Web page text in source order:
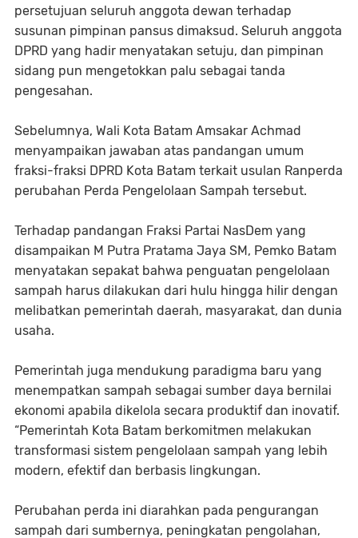
persetujuan seluruh anggota dewan terhadap
susunan pimpinan pansus dimaksud. Seluruh anggota
DPRD yang hadir menyatakan setuju, dan pimpinan
sidang pun mengetokkan palu sebagai tanda
pengesahan.
Sebelumnya, Wali Kota Batam Amsakar Achmad
menyampaikan jawaban atas pandangan umum
fraksi-fraksi DPRD Kota Batam terkait usulan Ranperda
perubahan Perda Pengelolaan Sampah tersebut.
Terhadap pandangan Fraksi Partai NasDem yang
disampaikan M Putra Pratama Jaya SM, Pemko Batam
menyatakan sepakat bahwa penguatan pengelolaan
sampah harus dilakukan dari hulu hingga hilir dengan
melibatkan pemerintah daerah, masyarakat, dan dunia
usaha.
Pemerintah juga mendukung paradigma baru yang
menempatkan sampah sebagai sumber daya bernilai
ekonomi apabila dikelola secara produktif dan inovatif.
“Pemerintah Kota Batam berkomitmen melakukan
transformasi sistem pengelolaan sampah yang lebih
modern, efektif dan berbasis lingkungan.
Perubahan perda ini diarahkan pada pengurangan
sampah dari sumbernya, peningkatan pengolahan,